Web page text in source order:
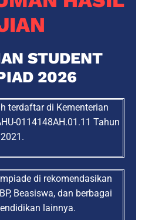
STUDENT
2026
terdaftar di Kementerian
0114148AH.01.11 Tahun
2021.
di rekomendasikan
Beasiswa, dan berbagai
lainnya.